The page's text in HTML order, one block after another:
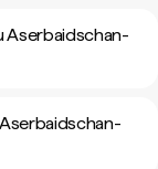
Aserbaidschan-